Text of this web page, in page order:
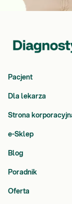
Pacjent
Dla lekarza
Strona
e-Sklep
Blog
Poradnik
Oferta